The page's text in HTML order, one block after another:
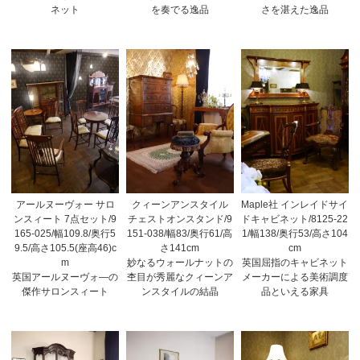
ネット
を奏でる逸品
さを湛えた逸品
アールヌーヴォー サロ
ンスィート 7点セット/9
165-025/幅109.8/奥行5
9.5/高さ105.5(座高46)c
m
英国アールヌーヴォ―の
傑作サロンスィート
クィーンアンスタイル
チェストオンスタンド/9
151-038/幅83/奥行61/高
さ141cm
妙なるウォールナットの
杢目が秀麗なクィーンア
ンスタイルの結晶
Maple社 インレイドサイ
ドキャビネット/8125-22
1/幅138/奥行53/高さ104
cm
英国屈指のキャビネット
メーカーによる美術調度
品といえる家具